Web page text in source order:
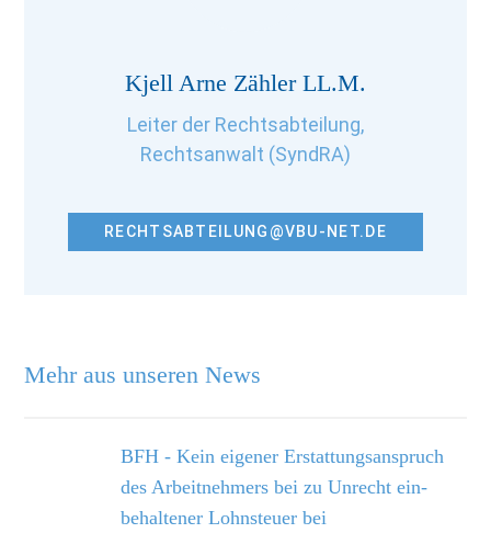
Mehr aus unseren News
BFH - Kein eigener Erstattungsanspruch
des Arbeitnehmers bei zu Unrecht ein­
behaltener Lohnsteuer bei
Kjell Arne Zähler LL.M.
Leiter der Rechtsabteilung,
Rechtsanwalt (SyndRA)
RECHTSABTEILUNG@VBU-NET.DE